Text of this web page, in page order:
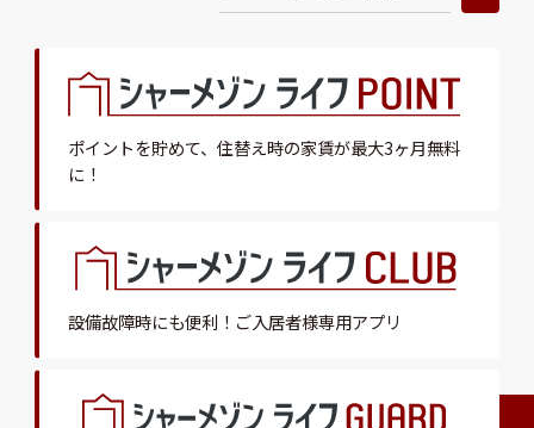
ポイントを貯めて、 住替え時の家賃が最大3ヶ月無料
に！
設備故障時にも便利！ ご入居者様専用アプリ